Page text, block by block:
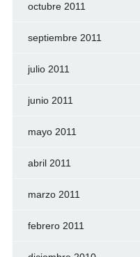
octubre 2011
septiembre 2011
julio 2011
junio 2011
mayo 2011
abril 2011
marzo 2011
febrero 2011